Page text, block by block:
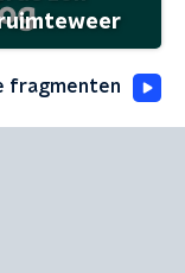
fragmenten